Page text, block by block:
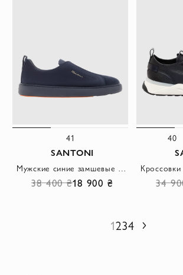
41
SANTONI
Мужские синие замшевые кроссовки-слипоны без застежек
38 400 ₴18 900 ₴
40
34
1234